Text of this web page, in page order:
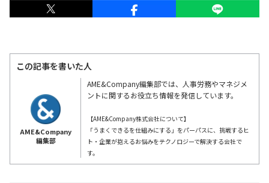
この記事を書いた人
AME&Company
編集部
AME&Company編集部では、人事労務やマネジメ
ントに関するお役立ち情報を発信しています。
【AME&Company株式会社について】
「うまくできるを仕組みにする」をパーパスに、挑戦するヒ
ト・企業が抱えるお悩みをテクノロジーで解決する会社で
す。